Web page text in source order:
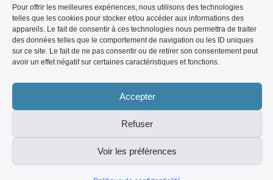
Pour offrir les meilleures expériences, nous utilisons des technologies
telles que les cookies pour stocker et/ou accéder aux informations des
appareils. Le fait de consentir à ces technologies nous permettra de traiter
des données telles que le comportement de navigation ou les ID uniques
sur ce site. Le fait de ne pas consentir ou de retirer son consentement peut
avoir un effet négatif sur certaines caractéristiques et fonctions.
Accepter
Refuser
Voir les préférences
PARTAGER L'ARTICLE :
Articles relatifs